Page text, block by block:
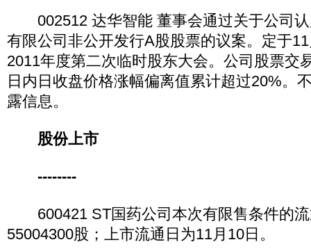
002512 达华智能 董事会通过关于公司认
有限公司非公开发行A股股票的议案。定于
2011年度第二次临时股东大会。公司股票交
日内日收盘价格涨幅偏离值累计超过20%。
露信息。
股份上市
--------
600421 ST国药公司本次有限售条件的流
55004300股；上市流通日为11月10日。